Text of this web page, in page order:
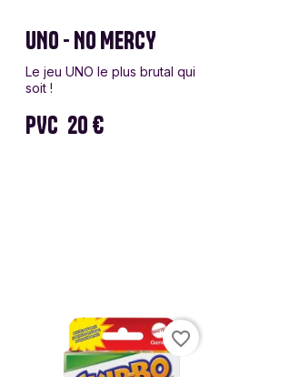
UNO - NO MERCY
Le jeu UNO le plus brutal qui
soit !
PVC 20 €
favorite_border